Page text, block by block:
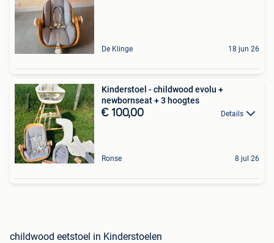
De Klinge 18 jun 26
Kinderstoel - childwood evolu +
newbornseat + 3 hoogtes
€ 100,00 Details
Ronse 8 jul 26
childwood eetstoel in Kinderstoelen